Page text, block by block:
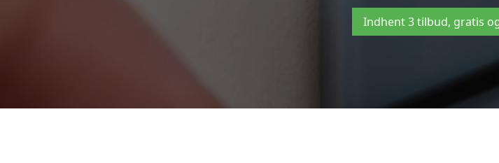
Indhent 3 tilbud, gratis